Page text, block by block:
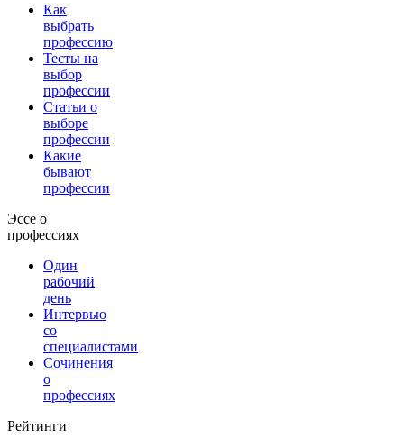
Как
выбрать
профессию
Тесты на
выбор
профессии
Статьи о
выборе
профессии
Какие
бывают
профессии
Эссе о
профессиях
Один
рабочий
день
Интервью
со
специалистами
Сочинения
о
профессиях
Рейтинги